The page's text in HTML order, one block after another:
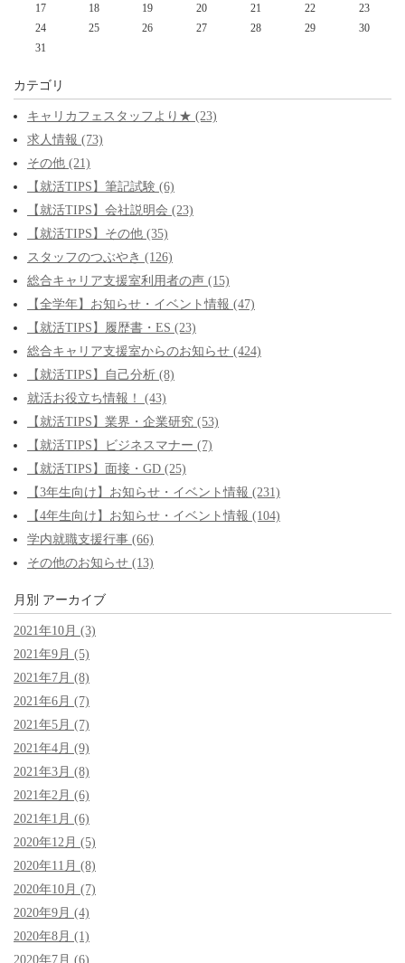
17
18 19 20 21 22
23
24
25 26 27 28 29
30
31
カテゴリ
キャリカフェスタッフより★ (23)
求人情報 (73)
その他 (21)
【就活TIPS】筆記試験 (6)
【就活TIPS】会社説明会 (23)
【就活TIPS】その他 (35)
スタッフのつぶやき (126)
総合キャリア支援室利用者の声 (15)
【全学年】お知らせ・イベント情報 (47)
【就活TIPS】履歴書・ES (23)
総合キャリア支援室からのお知らせ (424)
【就活TIPS】自己分析 (8)
就活お役立ち情報！ (43)
【就活TIPS】業界・企業研究 (53)
【就活TIPS】ビジネスマナー (7)
【就活TIPS】面接・GD (25)
【3年生向け】お知らせ・イベント情報 (231)
【4年生向け】お知らせ・イベント情報 (104)
学内就職支援行事 (66)
その他のお知らせ (13)
月別 アーカイブ
2021年10月 (3)
2021年9月 (5)
2021年7月 (8)
2021年6月 (7)
2021年5月 (7)
2021年4月 (9)
2021年3月 (8)
2021年2月 (6)
2021年1月 (6)
2020年12月 (5)
2020年11月 (8)
2020年10月 (7)
2020年9月 (4)
2020年8月 (1)
2020年7月 (6)